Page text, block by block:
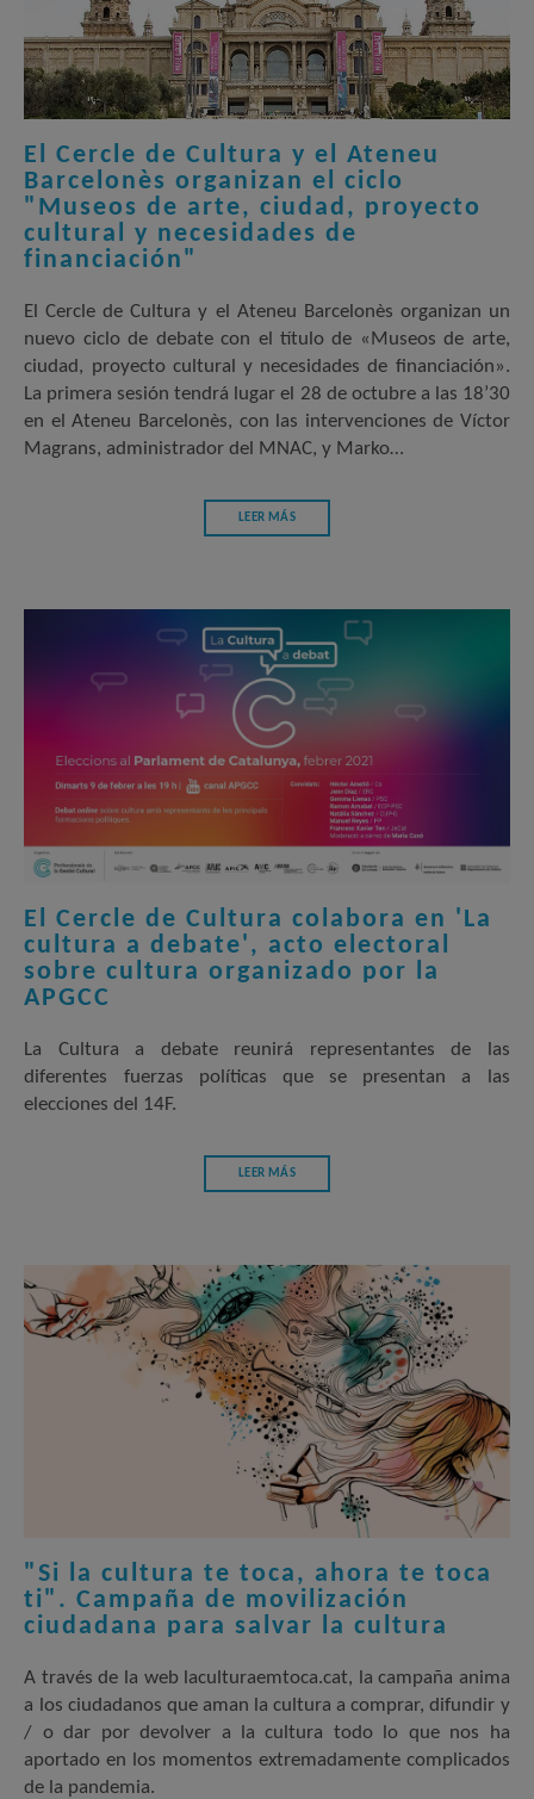
El Cercle de Cultura y el Ateneu
Barcelonès organizan el ciclo
"Museos de arte, ciudad, proyecto
cultural y necesidades de
financiación"
El Cercle de Cultura y el Ateneu Barcelonès organizan un
nuevo ciclo de debate con el título de «Museos de arte,
ciudad, proyecto cultural y necesidades de financiación».
La primera sesión tendrá lugar el 28 de octubre a las 18’30
en el Ateneu Barcelonès, con las intervenciones de Víctor
Magrans, administrador del MNAC, y Marko…
LEER MÁS
El Cercle de Cultura colabora en 'La
cultura a debate', acto electoral
sobre cultura organizado por la
APGCC
La Cultura a debate reunirá representantes de las
diferentes fuerzas políticas que se presentan a las
elecciones del 14F.
LEER MÁS
"Si la cultura te toca, ahora te toca
ti". Campaña de movilización
ciudadana para salvar la cultura
A través de la web laculturaemtoca.cat, la campaña anima
a los ciudadanos que aman la cultura a comprar, difundir y
/ o dar por devolver a la cultura todo lo que nos ha
aportado en los momentos extremadamente complicados
de la pandemia.